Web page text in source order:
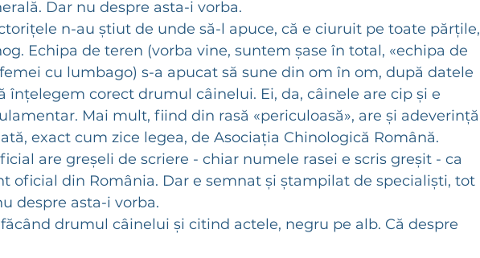
Dar nu despre asta-i vorba.
n-au știut de unde să-l apuce, că e ciuruit pe toate părțile,
Echipa de teren (vorba vine, suntem șase în total, «echipa de
cu lumbago) s-a apucat să sune din om în om, după datele
înțelegem corect drumul câinelui. Ei, da, câinele are cip și e
Mai mult, fiind din rasă «periculoasă», are și adeverință
exact cum zice legea, de Asociația Chinologică Română.
are greșeli de scriere - chiar numele rasei e scris greșit - ca
oficial din România. Dar e semnat și ștampilat de specialiști, tot
despre asta-i vorba.
drumul câinelui și citind actele, negru pe alb. Că despre